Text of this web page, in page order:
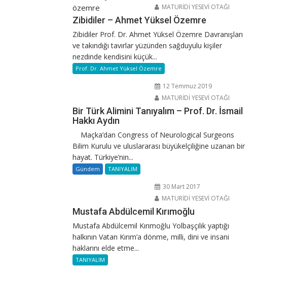
MATURİDİ YESEVİ OTAĞI
Zibidiler – Ahmet Yüksel Özemre
Zibidiler Prof. Dr. Ahmet Yüksel Özemre Davranışları
ve takındığı tavırlar yüzünden sağduyulu kişiler
nezdinde kendisini küçük...
Prof. Dr. Ahmet Yüksel Özemre
12 Temmuz 2019
MATURİDİ YESEVİ OTAĞI
Bir Türk Alimini Tanıyalım – Prof. Dr. İsmail
Hakkı Aydın
Maçka’dan Congress of Neurological Surgeons
Bilim Kurulu ve uluslararası büyükelçiliğine uzanan bir
hayat. Türkiye’nin...
Gündem TANIYALIM
30 Mart 2017
MATURİDİ YESEVİ OTAĞI
Mustafa Abdülcemil Kırımoğlu
Mustafa Abdülcemil Kırımoğlu Yolbaşçılık yaptığı
halkının Vatan Kırım’a dönme, milli, dini ve insani
haklarını elde etme...
TANIYALIM